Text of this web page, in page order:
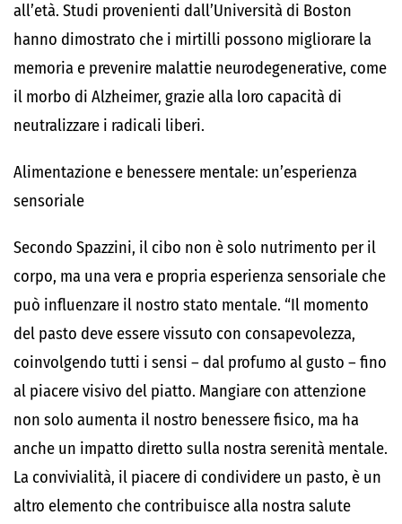
all’età. Studi provenienti dall’Università di Boston
hanno dimostrato che i mirtilli possono migliorare la
memoria e prevenire malattie neurodegenerative, come
il morbo di Alzheimer, grazie alla loro capacità di
neutralizzare i radicali liberi.
Alimentazione e benessere mentale: un’esperienza
sensoriale
Secondo Spazzini, il cibo non è solo nutrimento per il
corpo, ma una vera e propria esperienza sensoriale che
può influenzare il nostro stato mentale. “Il momento
del pasto deve essere vissuto con consapevolezza,
coinvolgendo tutti i sensi – dal profumo al gusto – fino
al piacere visivo del piatto. Mangiare con attenzione
non solo aumenta il nostro benessere fisico, ma ha
anche un impatto diretto sulla nostra serenità mentale.
La convivialità, il piacere di condividere un pasto, è un
altro elemento che contribuisce alla nostra salute